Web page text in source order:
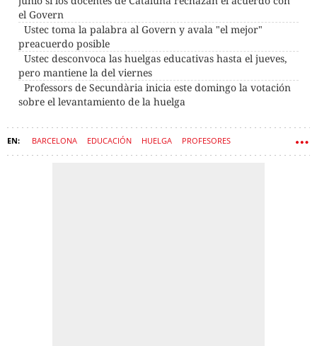
el Govern
Ustec toma la palabra al Govern y avala "el mejor"
preacuerdo posible
Ustec desconvoca las huelgas educativas hasta el jueves,
pero mantiene la del viernes
Professors de Secundària inicia este domingo la votación
sobre el levantamiento de la huelga
BARCELONA EDUCACIÓN HUELGA PROFESORES